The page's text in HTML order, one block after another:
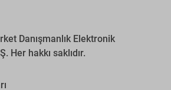
Danışmanlık Elektronik
Her hakkı saklıdır.